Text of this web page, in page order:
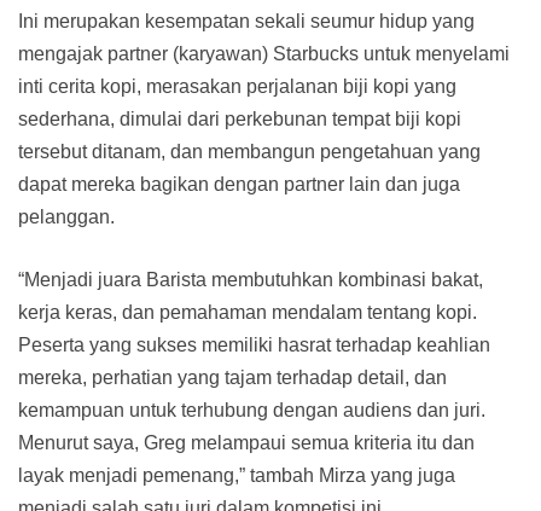
Ini merupakan kesempatan sekali seumur hidup yang
mengajak partner (karyawan) Starbucks untuk menyelami
inti cerita kopi, merasakan perjalanan biji kopi yang
sederhana, dimulai dari perkebunan tempat biji kopi
tersebut ditanam, dan membangun pengetahuan yang
dapat mereka bagikan dengan partner lain dan juga
pelanggan.
“Menjadi juara Barista membutuhkan kombinasi bakat,
kerja keras, dan pemahaman mendalam tentang kopi.
Peserta yang sukses memiliki hasrat terhadap keahlian
mereka, perhatian yang tajam terhadap detail, dan
kemampuan untuk terhubung dengan audiens dan juri.
Menurut saya, Greg melampaui semua kriteria itu dan
layak menjadi pemenang,” tambah Mirza yang juga